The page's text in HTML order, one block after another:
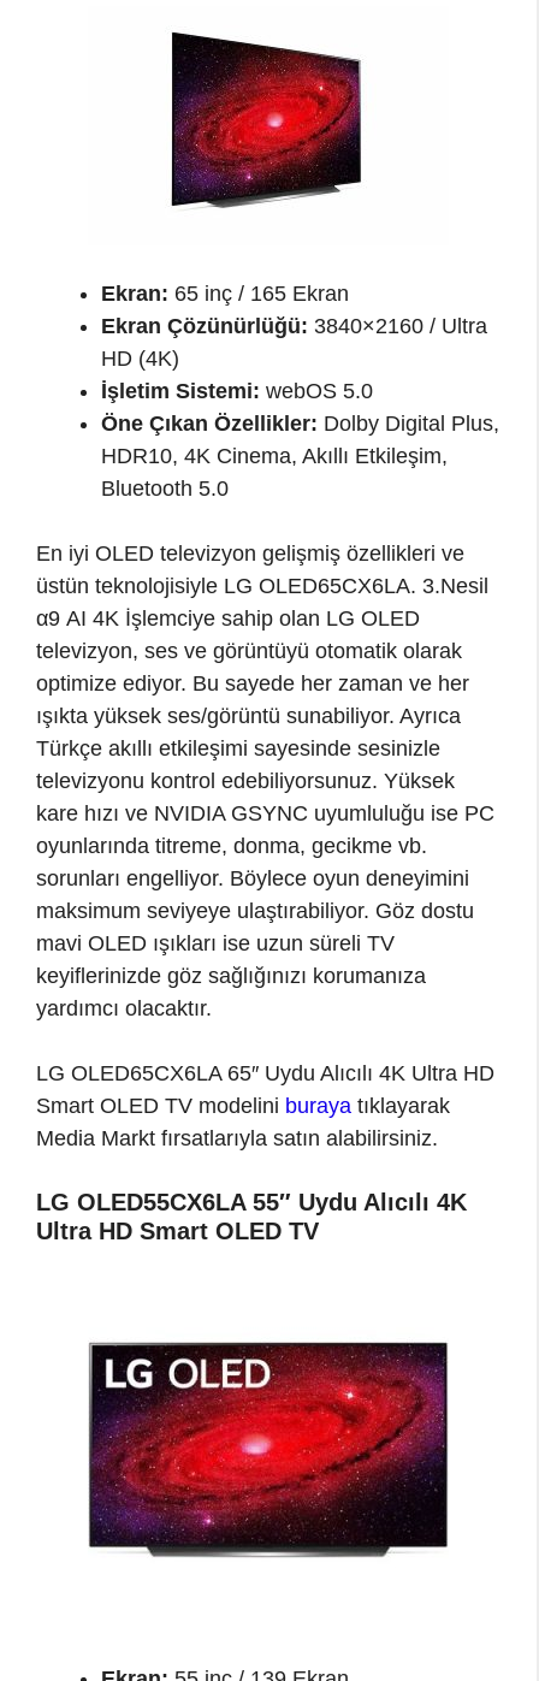
Ekran: 65 inç / 165 Ekran
Ekran Çözünürlüğü: 3840×2160 / Ultra
HD (4K)
İşletim Sistemi: webOS 5.0
Öne Çıkan Özellikler: Dolby Digital Plus,
HDR10, 4K Cinema, Akıllı Etkileşim,
Bluetooth 5.0
En iyi OLED televizyon gelişmiş özellikleri ve
üstün teknolojisiyle LG OLED65CX6LA. 3.Nesil
α9 AI 4K İşlemciye sahip olan LG OLED
televizyon, ses ve görüntüyü otomatik olarak
optimize ediyor. Bu sayede her zaman ve her
ışıkta yüksek ses/görüntü sunabiliyor. Ayrıca
Türkçe akıllı etkileşimi sayesinde sesinizle
televizyonu kontrol edebiliyorsunuz. Yüksek
kare hızı ve NVIDIA GSYNC uyumluluğu ise PC
oyunlarında titreme, donma, gecikme vb.
sorunları engelliyor. Böylece oyun deneyimini
maksimum seviyeye ulaştırabiliyor. Göz dostu
mavi OLED ışıkları ise uzun süreli TV
keyiflerinizde göz sağlığınızı korumanıza
yardımcı olacaktır.
LG OLED65CX6LA 65″ Uydu Alıcılı 4K Ultra HD
Smart OLED TV modelini buraya tıklayarak
Media Markt fırsatlarıyla satın alabilirsiniz.
LG OLED55CX6LA 55″ Uydu Alıcılı 4K
Ultra HD Smart OLED TV